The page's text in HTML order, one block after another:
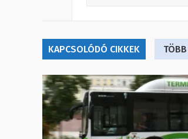
KAPCSOLÓDÓ CIKKEK